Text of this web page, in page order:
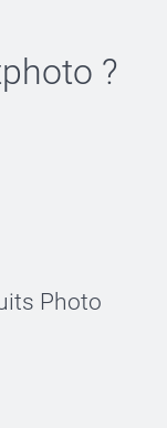
?
Photo